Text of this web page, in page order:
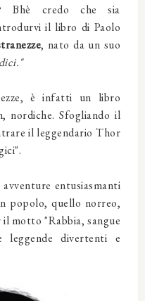
Bhè credo che sia
il libro di Paolo
, nato da un suo
è infatti un libro
nordiche. Sfogliando il
il leggendario Thor
entusiasmanti
popolo, quello norreo,
motto "Rabbia, sangue
divertenti e